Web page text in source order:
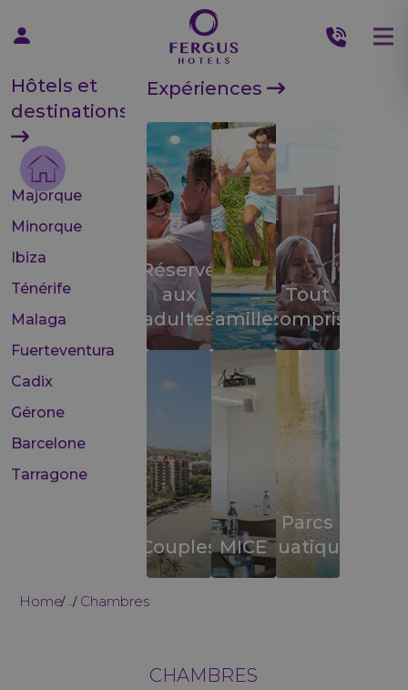
Hôtels et
destinations
Majorque
Minorque
Ibiza
Ténérife
Malaga
Fuerteventura
Cadix
Gérone
Barcelone
Tarragone
Expériences
Réservé
aux
adultesFamilles
Tout
compris
CouplesMICE
Parcs
aquatiques
Home ... Chambres
CHAMBRES